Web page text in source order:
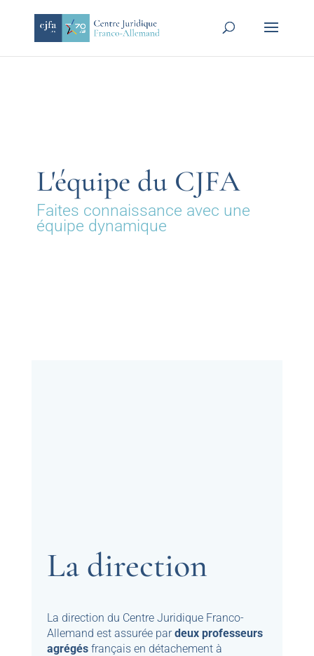
L'équipe du CJFA
Faites connaissance avec une
équipe dynamique
La direction
La direction du Centre Juridique Franco-
Allemand est assurée pardeux professeurs
agrégés français en détachement à